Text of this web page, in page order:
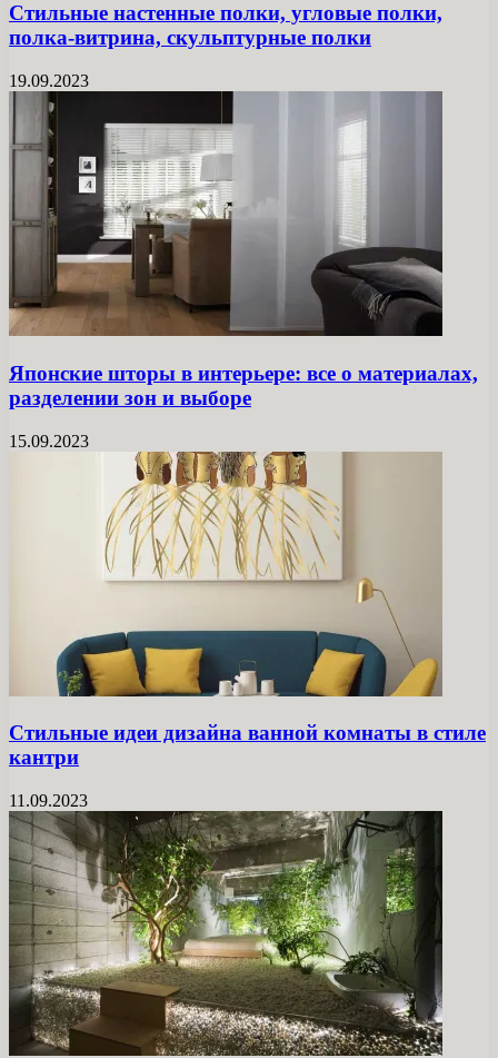
Стильные настенные полки, угловые полки,
полка-витрина, скульптурные полки
19.09.2023
Японские шторы в интерьере: все о материалах,
разделении зон и выборе
15.09.2023
Стильные идеи дизайна ванной комнаты в стиле
кантри
11.09.2023